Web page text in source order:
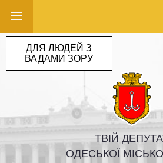
ТВІЙ
ОДЕСЬКОЇ
ДЛЯ ЛЮДЕЙ З
ВАДАМИ ЗОРУ